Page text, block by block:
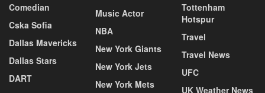
Comedian
Cska Sofia
Dallas Mavericks
Dallas Stars
DART
Music Actor
NBA
New York Giants
New York Jets
New York Mets
Tottenham
Hotspur
Travel
Travel News
UFC
UK Weather News